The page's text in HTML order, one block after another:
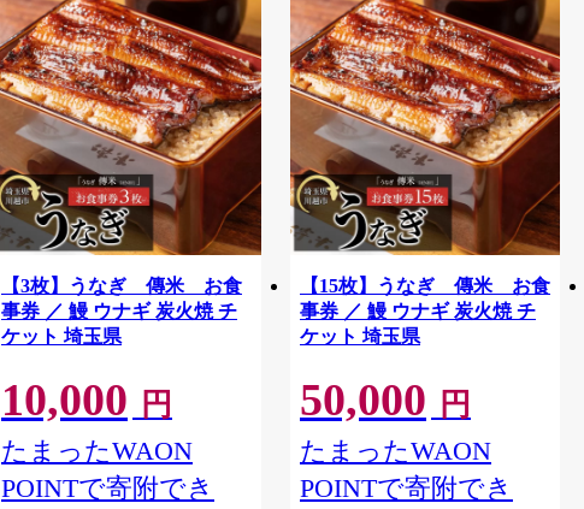
【3枚】うなぎ 傳米 お食
事券 ／ 鰻 ウナギ 炭火焼 チ
ケット 埼玉県
10,000 円
たまったWAON
POINTで寄附でき
【15枚】うなぎ 傳米 お食
事券 ／ 鰻 ウナギ 炭火焼 チ
ケット 埼玉県
50,000 円
たまったWAON
POINTで寄附でき